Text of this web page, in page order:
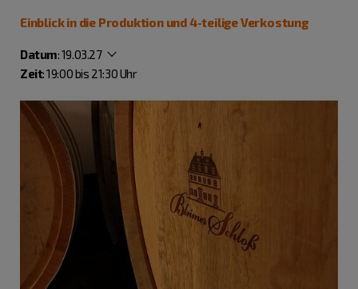
Einblick in die Produktion und 4-teilige Verkostung
Datum:19.03.27
Zeit: 19:00 bis 21:30 Uhr